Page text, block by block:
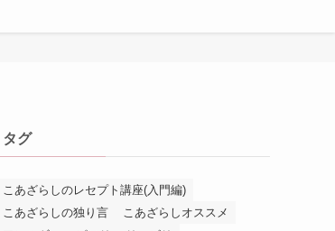
タグ
こあざらしのレセプト講座(入門編)
こあざらしの独り言
こあざらしオススメ